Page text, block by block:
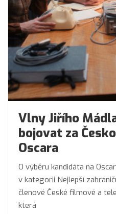
Vlny Jiřího
bojovat za
Oscara
O výběru kandidáta na
v kategorii Nejlepší
členové České filmové a
která